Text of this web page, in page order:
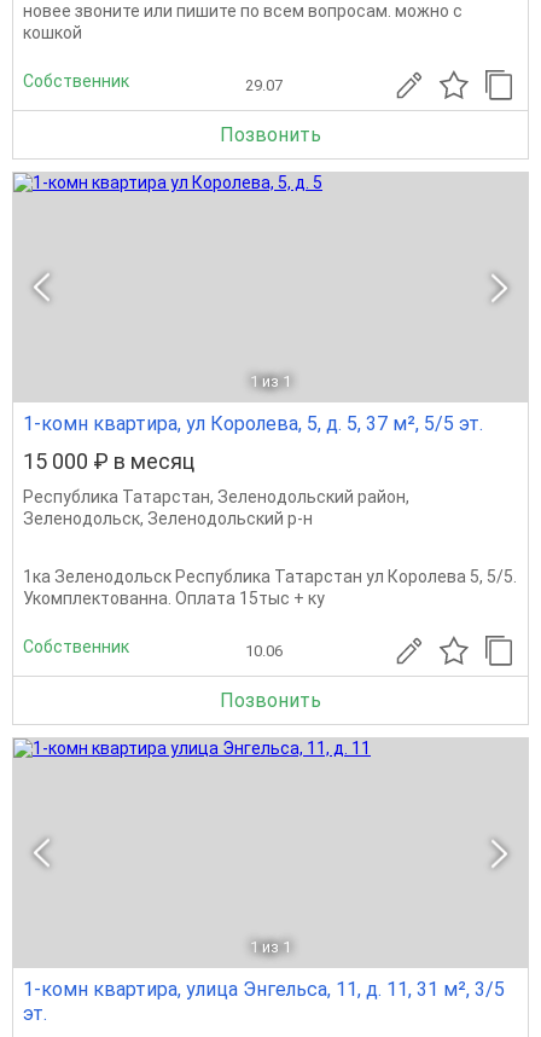
новее звоните или пишите по всем вопросам. можно с
кошкой
Собственник 29.07
Позвонить
1 из 1
1-комн квартира, ул Королева, 5, д. 5, 37 м², 5/5 эт.
15 000 ₽ в месяц
Республика Татарстан, Зеленодольский район,
Зеленодольск, Зеленодольский р-н
1ка Зеленодольск Республика Татарстан ул Королева 5, 5/5.
Укомплектованна. Оплата 15тыс + ку
Собственник 10.06
Позвонить
1 из 1
1-комн квартира, улица Энгельса, 11, д. 11, 31 м², 3/5
эт.